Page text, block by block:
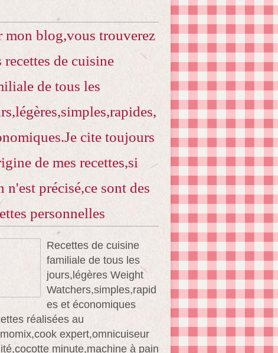
mon blog,vous trouverez
recettes de cuisine
de tous les
cite toujours
de mes recettes,si
n'est précisé,ce sont des
personnelles
Recettes de cuisine
familiale de tous les
jours,légères Weight
Watchers,simples,rapid
es et économiques
réalisées au
expert,omnicuiseur
minute,machine à pain